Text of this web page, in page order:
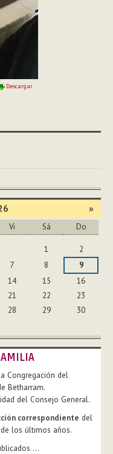
Descargar
»
Vi Sá Do
1
2
7 8
9
14 15
16
21 22
23
28 29
30
Congregación del
Betharram.
del Consejo General.
correspondiente del
los últimos años.
...